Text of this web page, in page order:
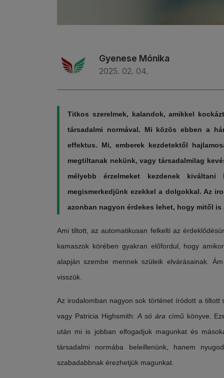
Gyenese Mónika
2025. 02. 04.
Titkos szerelmek, kalandok, amikkel
társadalmi normával. Mi közös ebben a
effektus. Mi, emberek kezdetektől
megtiltanak nekünk, vagy társadalmilag
mélyebb érzelmeket kezdenek
megismerkedjünk ezekkel a dolgokkal. Az
azonban nagyon érdekes lehet, hogy mitől
Ami tiltott, az automatikusan felkelti az
kamaszok körében gyakran előfordul, hogy
alapján szembe mennek szüleik elvárásainak.
visszük.
Az irodalomban nagyon sok történet íródott a tiltott
vagy Patricia Highsmith:A só ára című könyve.
után mi is jobban elfogadjuk magunkat és
társadalmi normába beleillenünk, hanem
szabadabbnak érezhetjük magunkat.